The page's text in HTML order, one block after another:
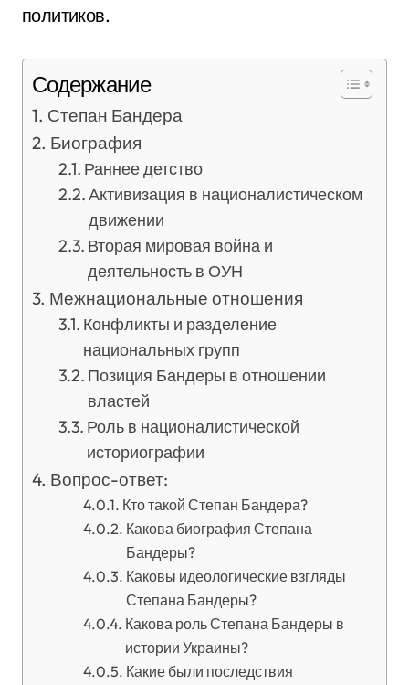
политиков.
Содержание
Степан Бандера
Биография
Раннее детство
Активизация в националистическом
движении
Вторая мировая война и
деятельность в ОУН
Межнациональные отношения
Конфликты и разделение
национальных групп
Позиция Бандеры в отношении
властей
Роль в националистической
историографии
Вопрос-ответ:
Кто такой Степан Бандера?
Какова биография Степана
Бандеры?
Каковы идеологические взгляды
Степана Бандеры?
Какова роль Степана Бандеры в
истории Украины?
Какие были последствия